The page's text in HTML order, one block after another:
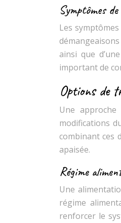
Symptômes
Les
ainsi que
important de
Options de
Une
modifications
combinant ces
apaisée.
Régime
Une
régime
renforcer le